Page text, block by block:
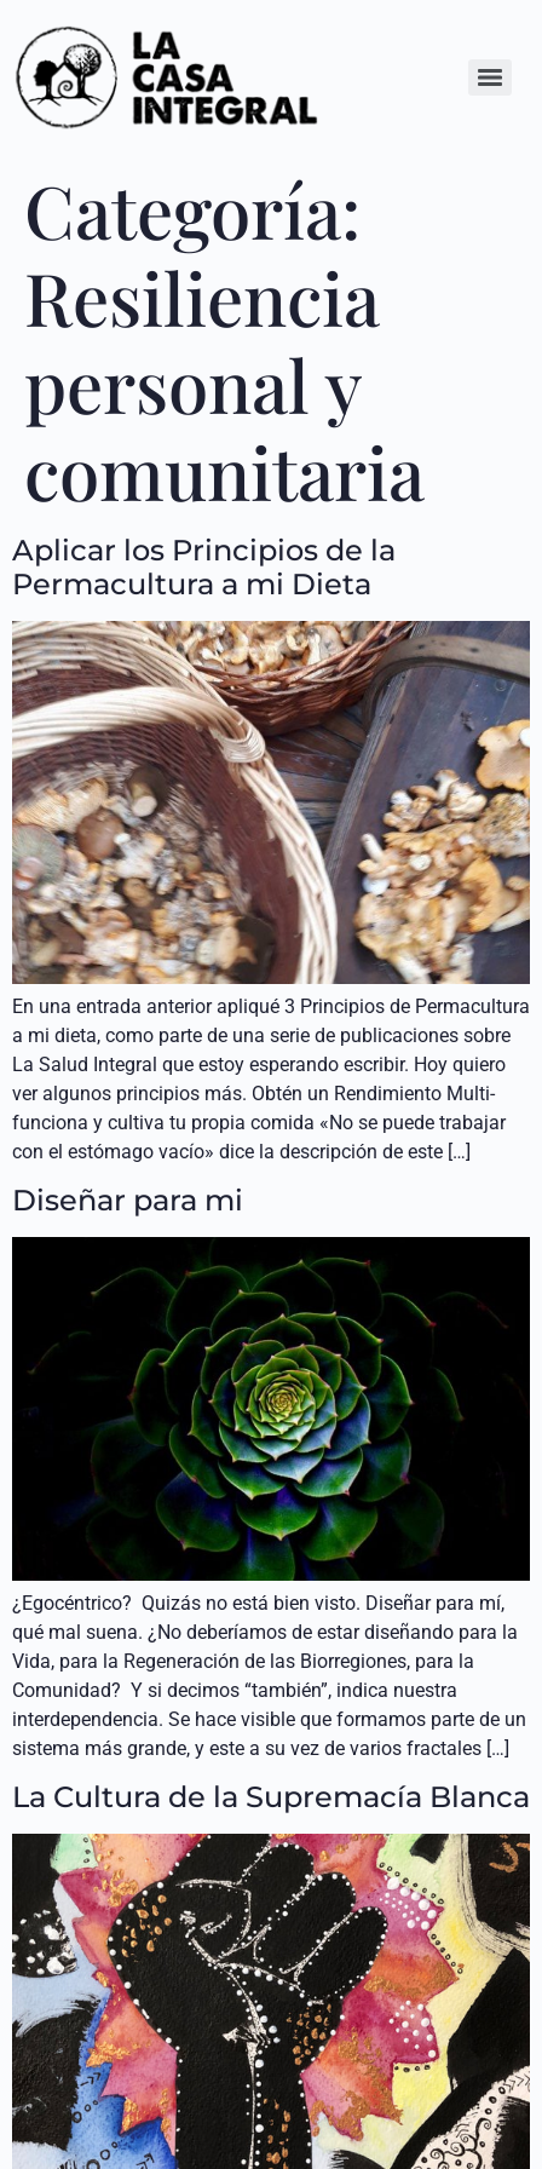
Categoría:
Resiliencia
personal y
comunitaria
Aplicar los Principios de la
Permacultura a mi Dieta
En una entrada anterior apliqué 3 Principios de Permacultura
a mi dieta, como parte de una serie de publicaciones sobre
La Salud Integral que estoy esperando escribir. Hoy quiero
ver algunos principios más. Obtén un Rendimiento Multi-
funciona y cultiva tu propia comida «No se puede trabajar
con el estómago vacío» dice la descripción de este […]
Diseñar para mi
¿Egocéntrico? Quizás no está bien visto. Diseñar para mí,
qué mal suena. ¿No deberíamos de estar diseñando para la
Vida, para la Regeneración de las Biorregiones, para la
Comunidad? Y si decimos “también”, indica nuestra
interdependencia. Se hace visible que formamos parte de un
sistema más grande, y este a su vez de varios fractales […]
La Cultura de la Supremacía Blanca